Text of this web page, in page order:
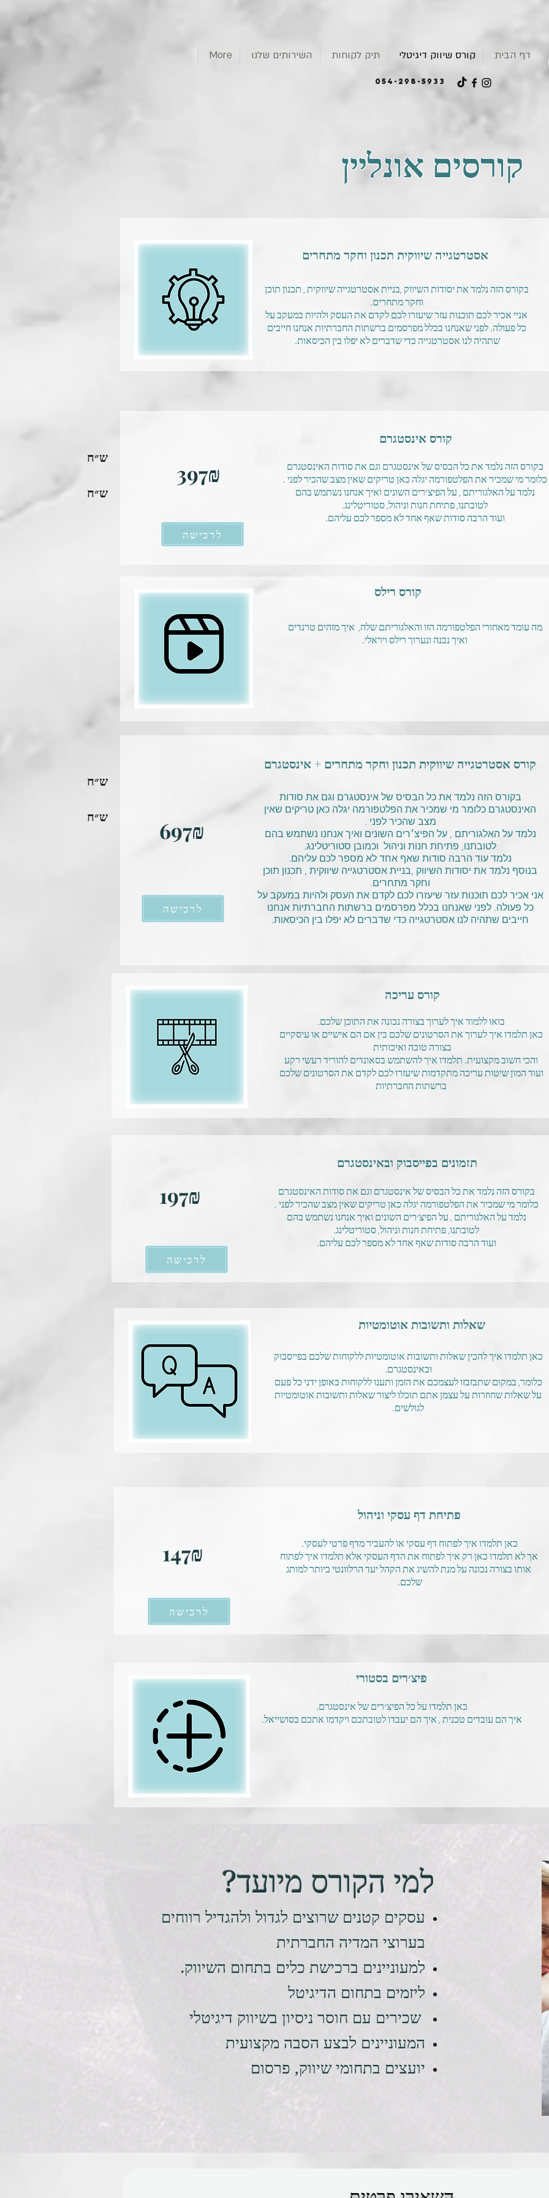
דף הבית קורס שיווק דיגיטלי תיק לקוחות השירותים שלנו More
054-298-5933
קורסים אונליין
אסטרטגייה שיווקית תכנון וחקר מתחרים
בקורס הזה נלמד את יסודות השיווק ,בניית אסטרטגייה שיווקית , תכנון תוכן
וחקר מתחרים.
אניי אכיר לכם תוכנות עזר שיעזרו לכם לקדם את העסק ולהיות במעקב על
כל פעולה. לפני שאנחנו בכלל מפרסמים ברשתות החברתיות אנחנו חייבים
שתהיה לנו אסטרטגייה כדי שדברים לא יפלו בין הכיסאות.
קורס אינסטגרם
ש״ח
ש״ח
לרכישה
בקורס הזה נלמד את כל הבסיס של אינסטגרם וגם את סודות האינסטגרם
כלומר מי שמכיר את הפלטפורמה יגלה כאן טריקים שאין מצב שהכיר לפני .
נלמד על האלגוריתם , על הפיצ׳רים השונים ואיך אנחנו נשתמש בהם
לטובתנו, פתיחת חנות וניהול, סטוריטלינג.
ועוד הרבה סודות שאף אחד לא מספר לכם עליהם.
397₪
מה עומד מאחורי הפלטפורמה הזו והאלגוריתם שלה, איך מזהים טרנדים
ואיך נבנה ונערוך רילס ויראלי.
ש״ח
ש״ח
697₪
לרכישה
בקורס הזה נלמד את כל הבסיס של אינסטגרם וגם את סודות
האינסטגרם כלומר מי שמכיר את הפלטפורמה יגלה כאן טריקים שאין
מצב שהכיר לפני .
נלמד על האלגוריתם , על הפיצ׳רים השונים ואיך אנחנו נשתמש בהם
לטובתנו, פתיחת חנות וניהול וכמובן סטוריטלינג.
נלמד עוד הרבה סודות שאף אחד לא מספר לכם עליהם.
בנוסף נלמד את יסודות השיווק ,בניית אסטרטגייה שיווקית , תכנון תוכן
וחקר מתחרים.
אני אכיר לכם תוכנות עזר שיעזרו לכם לקדם את העסק ולהיות במעקב על
כל פעולה. לפני שאנחנו בכלל מפרסמים ברשתות החברתיות אנחנו
חייבים שתהיה לנו אסטרטגייה כדי שדברים לא יפלו בין הכיסאות.
בואו ללמוד איך לערוך בצורה נכונה את התוכן שלכם.
כאן תלמדו איך לערוך את הסרטונים שלכם בין אם הם אישיים או עיסקיים
בצורה טובה ואיכותית
והכי חשוב מקצועית. תלמדו איך להשתמש בסאונדים להוריד רעשי רקע
ועוד המון שיטות עריכה מתקדמות שיעזרו לכם לקדם את הסרטונים שלכם
ברשתות החברתיות
תזמונים בפייסבוק ובאינסטגרם
197₪
לרכישה
בקורס הזה נלמד את כל הבסיס של אינסטגרם וגם את סודות האינסטגרם
כלומר מי שמכיר את הפלטפורמה יגלה כאן טריקים שאין מצב שהכיר לפני .
נלמד על האלגוריתם , על הפיצ׳רים השונים ואיך אנחנו נשתמש בהם
לטובתנו, פתיחת חנות וניהול, סטוריטלינג.
ועוד הרבה סודות שאף אחד לא מספר לכם עליהם.
שאלות ותשובות אוטומטיות
כאן תלמדו איך להכין שאלות ותשובות אוטומטיות ללקוחות שלכם בפייסבוק
ובאינסטגרם.
כלומר, במקום שתבזבזו לעצמכם את הזמן ותענו ללקוחות באופן ידני כל פעם
על שאלות שחוזרות על עצמן אתם תוכלו ליצור שאלות ותשובות אוטומטיות
לגולשים.
פתיחת דף עסקי וניהול
147₪
לרכישה
כאן תלמדו איך לפתוח דף עסקי או להעביר מדף פרטי לעסקי.
אך לא תלמדו כאן רק איך לפתוח את הדף העסקי אלא תלמדו איך לפתוח
אותו בצורה נכונה על מנת להשיג את הקהל יעד הרלוונטי ביותר למותג
שלכם.
פיצ׳רים בסטורי
כאן תלמדו על כל הפיצ׳רים של אינסטגרם.
איך הם עובדים טכנית , איך הם יעבדו לטובתכם ויקדמו אתכם בסושייאל.
למי הקורס מיועד?
עסקים קטנים שרוצים לגדול ולהגדיל רווחים
בערוצי המדיה החברתית
למעוניינים ברכישת כלים בתחום השיווק.
ליזמים בתחום הדיגיטל
שכירים עם חוסר ניסיון בשיווק דיגיטלי
המעוניינים לבצע הסבה מקצועית
יועצים בתחומי שיווק, פרסום